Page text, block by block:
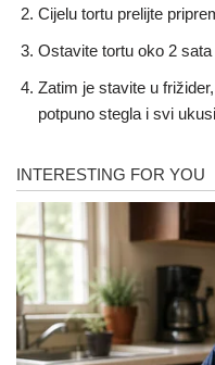
Cijelu tortu prelijte
Ostavite tortu oko 2
Zatim je stavite u
potpuno stegla i svi